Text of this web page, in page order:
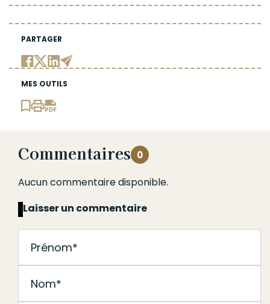
PARTAGER
MES OUTILS
Commentaires 0
Aucun commentaire disponible.
Laisser un commentaire